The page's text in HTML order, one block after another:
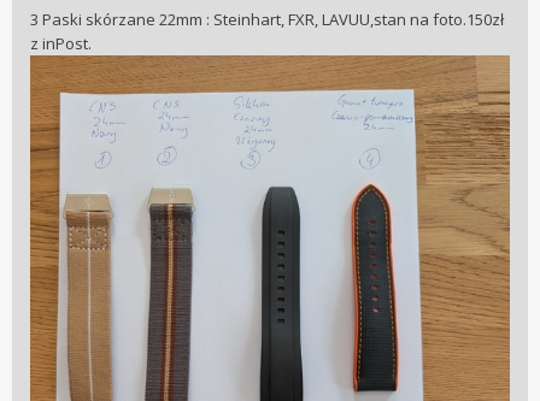
3 Paski skórzane 22mm : Steinhart, FXR, LAVUU,stan na foto.150zł
z inPost.